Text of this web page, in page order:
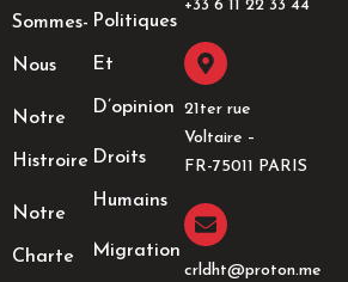
Sommes-
Nous
Notre
Histroire
Notre
Charte
Politiques
Et
D’opinion
Droits
Humains
Migration
+33 6 11 22 33 44​
21ter rue
Voltaire –
FR-75011 PARIS
crldht@proton.me